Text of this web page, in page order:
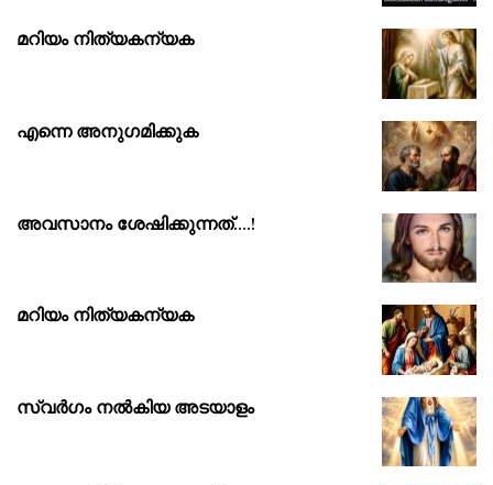
മറിയം നിത്യകന്യക
എന്നെ അനുഗമിക്കുക
അവസാനം ശേഷിക്കുന്നത്….!
മറിയം നിത്യകന്യക
സ്വർഗം നൽകിയ അടയാളം